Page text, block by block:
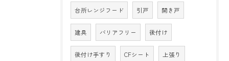
台所レンジフード 引戸 開き戸
建具 バリアフリー 後付け
後付け手すり CFシート 上張り